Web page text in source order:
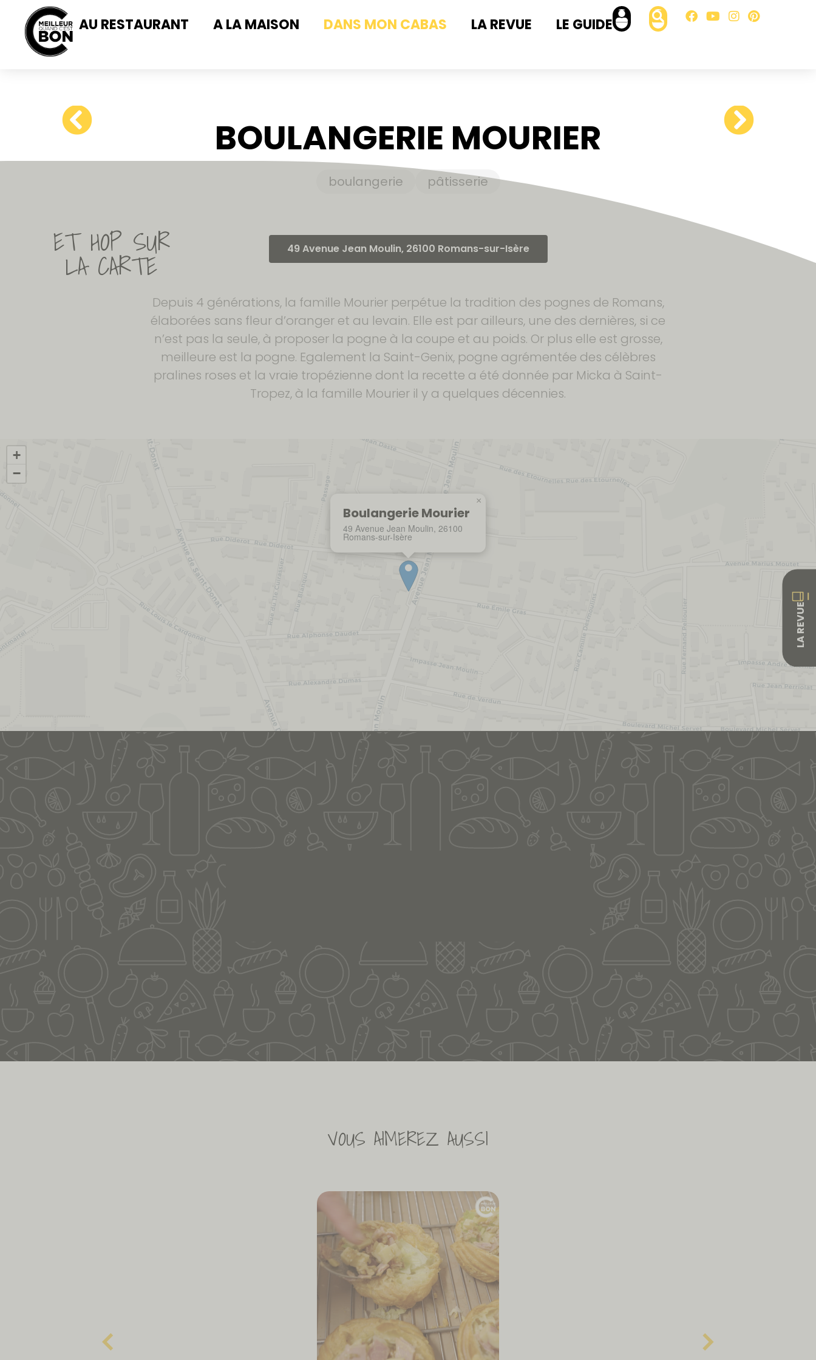
AU RESTAURANT A LA MAISON DANS MON CABAS LA REVUE LE GUIDE
BOULANGERIE MOURIER
boulangerie pâtisserie
49 Avenue Jean Moulin, 26100 Romans-sur-Isère
Depuis 4 générations, la famille Mourier perpétue la tradition des pognes de Romans,
élaborées sans fleur d’oranger et au levain. Elle est par ailleurs, une des dernières, si ce
n’est pas la seule, à proposer la pogne à la coupe et au poids. Or plus elle est grosse,
meilleure est la pogne. Egalement la Saint-Genix, pogne agrémentée des célèbres
pralines roses et la vraie tropézienne dont la recette a été donnée par Micka à Saint-
Tropez, à la famille Mourier il y a quelques décennies.
Boulangerie Mourier
49 Avenue Jean Moulin, 26100
Romans-sur-Isère
×
+
−
VOUS AIMEREZ AUSSI
LA REVUE